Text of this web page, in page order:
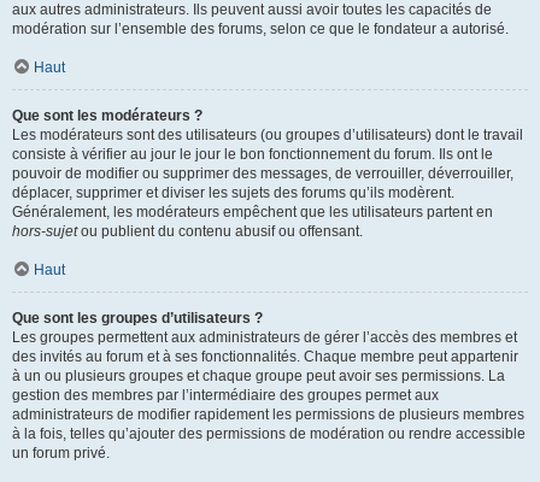
aux autres administrateurs. Ils peuvent aussi avoir toutes les capacités de
modération sur l’ensemble des forums, selon ce que le fondateur a autorisé.
Haut
Que sont les modérateurs ?
Les modérateurs sont des utilisateurs (ou groupes d’utilisateurs) dont le travail
consiste à vérifier au jour le jour le bon fonctionnement du forum. Ils ont le
pouvoir de modifier ou supprimer des messages, de verrouiller, déverrouiller,
déplacer, supprimer et diviser les sujets des forums qu’ils modèrent.
Généralement, les modérateurs empêchent que les utilisateurs partent en
hors-sujetou publient du contenu abusif ou offensant.
Haut
Que sont les groupes d’utilisateurs ?
Les groupes permettent aux administrateurs de gérer l’accès des membres et
des invités au forum et à ses fonctionnalités. Chaque membre peut appartenir
à un ou plusieurs groupes et chaque groupe peut avoir ses permissions. La
gestion des membres par l’intermédiaire des groupes permet aux
administrateurs de modifier rapidement les permissions de plusieurs membres
à la fois, telles qu’ajouter des permissions de modération ou rendre accessible
un forum privé.